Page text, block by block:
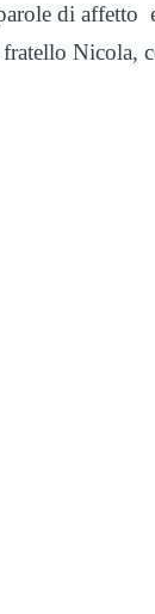
di affetto
Nicola,